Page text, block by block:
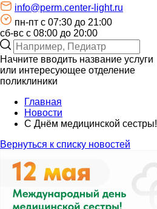
info@perm.center-light.ru
пн-пт c 07:30 до 21:00
сб-вс с 08:00 до 20:00
Начните вводить название услуги
или интересующее отделение
поликлиники
Главная
Новости
С Днём медицинской сестры!
Вернуться к списку новостей